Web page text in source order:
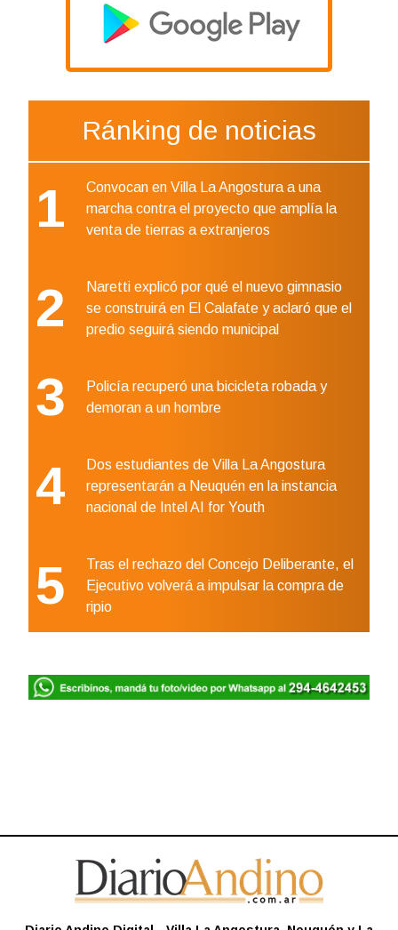
Ránking de noticias
1
Convocan en Villa La Angostura a una
marcha contra el proyecto que amplía la
venta de tierras a extranjeros
2
Naretti explicó por qué el nuevo gimnasio
se construirá en El Calafate y aclaró que el
predio seguirá siendo municipal
3
Policía recuperó una bicicleta robada y
demoran a un hombre
4
Dos estudiantes de Villa La Angostura
representarán a Neuquén en la instancia
nacional de Intel AI for Youth
5
Tras el rechazo del Concejo Deliberante, el
Ejecutivo volverá a impulsar la compra de
ripio